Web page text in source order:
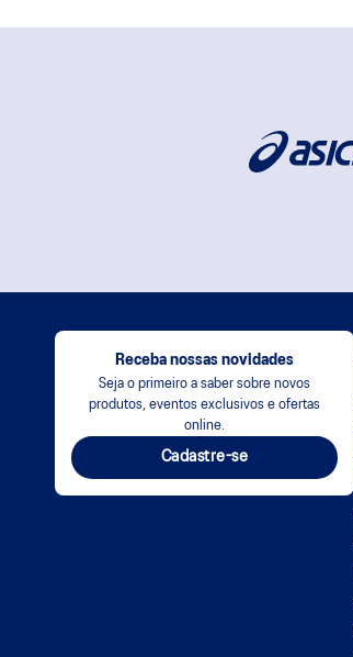
Receba nossas novidades
Seja o primeiro a saber sobre novos
produtos, eventos exclusivos e ofertas
online.
Cadastre-se